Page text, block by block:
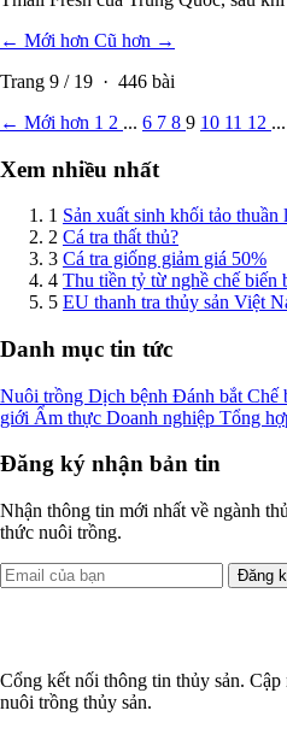
8 năm trước
Công ty Vĩnh Hoàn đang nhắm đến
Tmall Fresh của Trung Quốc, sau
← Mới hơnCũ hơn →
Trang9 /19·446bài
← Mới hơn12... 67 89 1011 12...
2 Cá tra thất thủ?
3 Cá tra giống giảm giá 50%
5 EU thanh tra thủy sản Việt
Nuôi trồng Dịch bệnh Đánh bắt Chế
giớiẨm thựcDoanh nghiệpTổng